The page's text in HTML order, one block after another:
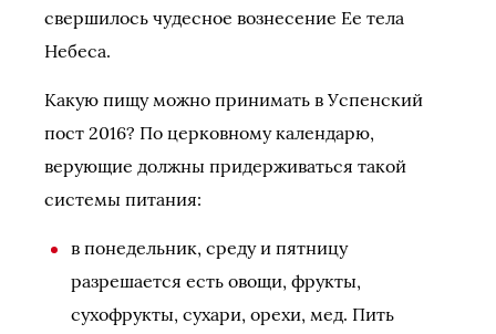
свершилось чудесное вознесение Ее тела
Небеса.
Какую пищу можно принимать в Успенский
пост 2016? По церковному календарю,
верующие должны придерживаться такой
системы питания:
в понедельник, среду и пятницу
разрешается есть овощи, фрукты,
сухофрукты, сухари, орехи, мед. Пить